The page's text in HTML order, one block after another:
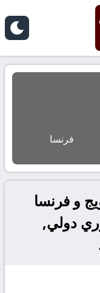
فرنسا
و فرنسا
26 في دوري دولي,